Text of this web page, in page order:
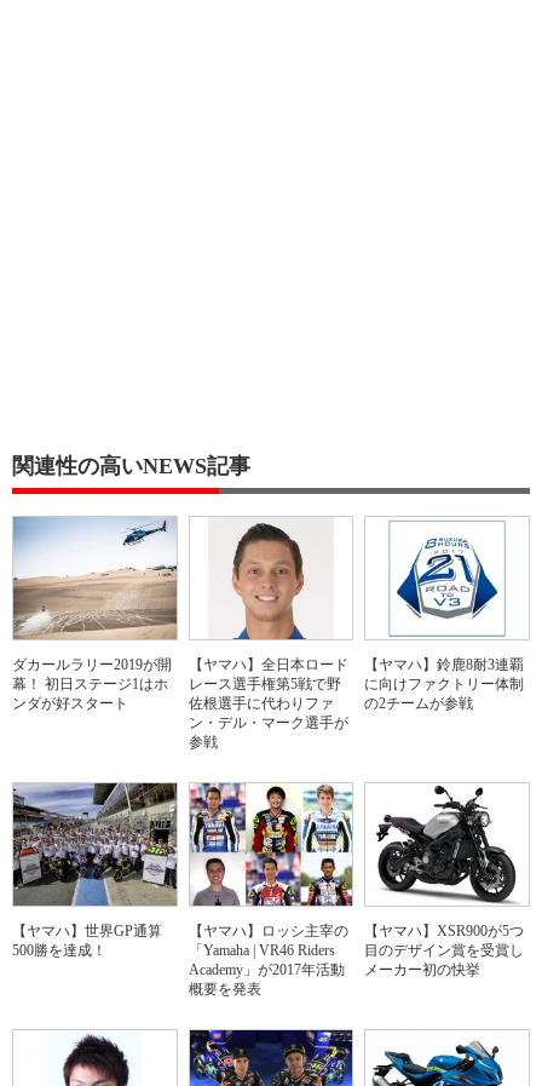
関連性の高いNEWS記事
ダカールラリー2019が開
幕！ 初日ステージ1はホ
ンダが好スタート
【ヤマハ】全日本ロード
レース選手権第5戦で野
佐根選手に代わりファ
ン・デル・マーク選手が
参戦
【ヤマハ】鈴鹿8耐3連覇
に向けファクトリー体制
の2チームが参戦
【ヤマハ】世界GP通算
500勝を達成！
【ヤマハ】ロッシ主宰の
「Yamaha | VR46 Riders
Academy」が2017年活動
概要を発表
【ヤマハ】XSR900が5つ
目のデザイン賞を受賞し
メーカー初の快挙